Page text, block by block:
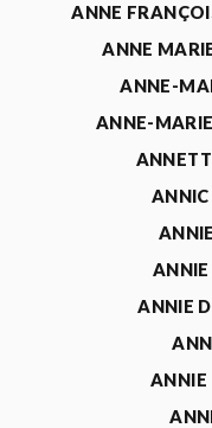
ANNE
ANNE
ANNE-
ANNE-
ANNIC
ANNIE
ANNIE
ANNIE